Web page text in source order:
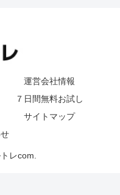
運営会社情報
７日間無料お試し
サイトマップ
レcom.